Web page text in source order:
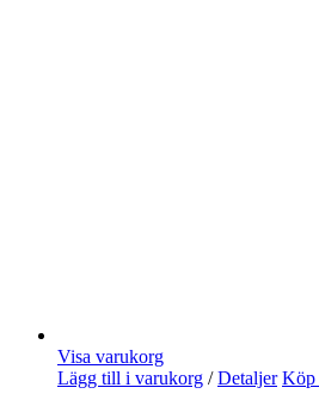
Visa varukorg
Lägg till i varukorg / Detaljer Köp